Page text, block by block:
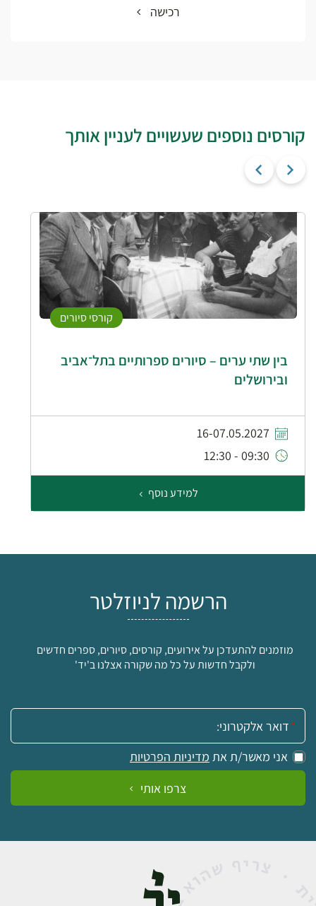
רכישה
קורסים נוספים שעשויים לעניין אותך
קורסי סיורים
בין שתי ערים – סיורים ספרותיים בתל־אביב
ובירושלים
16-07.05.2027
09:30 - 12:30
למידע נוסף
הרשמה לניוזלטר
מוזמנים להתעדכן על אירועים, קורסים, סיורים, ספרים חדשים
ולקבל חדשות על כל מה שקורה אצלנו ב'יד'
אימייל:
אני מאשר/ת את מדיניות הפרטיות
צרפו אותי